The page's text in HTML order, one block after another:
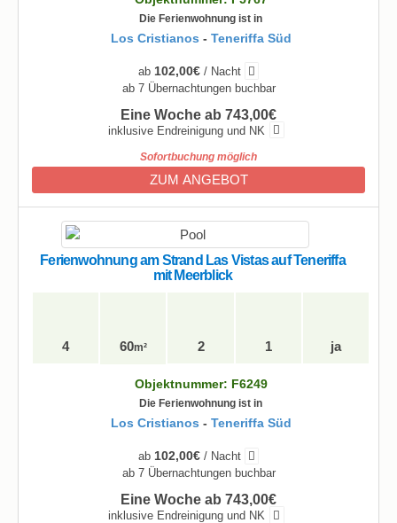
Die Ferienwohnung ist in
Los Cristianos - Teneriffa Süd
ab 102,00€/ Nacht
ab 7 Übernachtungen buchbar
Eine Woche ab 743,00€
inklusive Endreinigung und NK
Sofortbuchung möglich
ZUM ANGEBOT
Ferienwohnung am Strand Las Vistas auf Teneriffa
mit Meerblick
4 60m² 2 1 ja
Objektnummer: F6249
Die Ferienwohnung ist in
Los Cristianos - Teneriffa Süd
ab 102,00€/ Nacht
ab 7 Übernachtungen buchbar
Eine Woche ab 743,00€
inklusive Endreinigung und NK